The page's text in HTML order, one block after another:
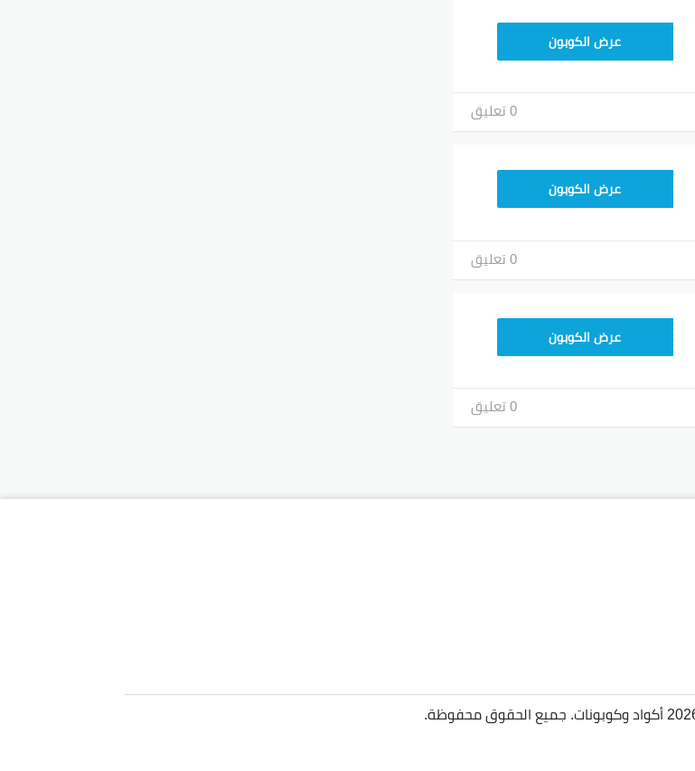
BOT24عرض الكوبون
0 تعليق
BOT24عرض الكوبون
0 تعليق
F53EADB4
عرض الكوبون
0 تعليق